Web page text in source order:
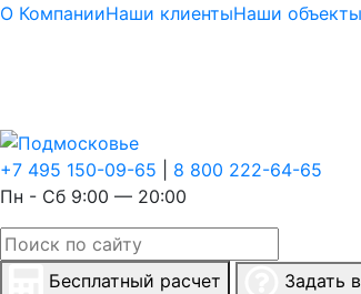
О КомпанииНаши клиентыНаши объекты
+7 495 150-09-65
8 800 222-64-65
Пн - Сб 9:00 — 20:00
Бесплатный расчет
Задать